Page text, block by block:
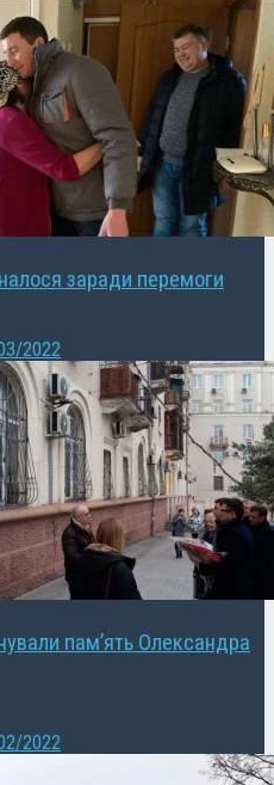
заради перемоги
2022
пам’ять Олександра
2022